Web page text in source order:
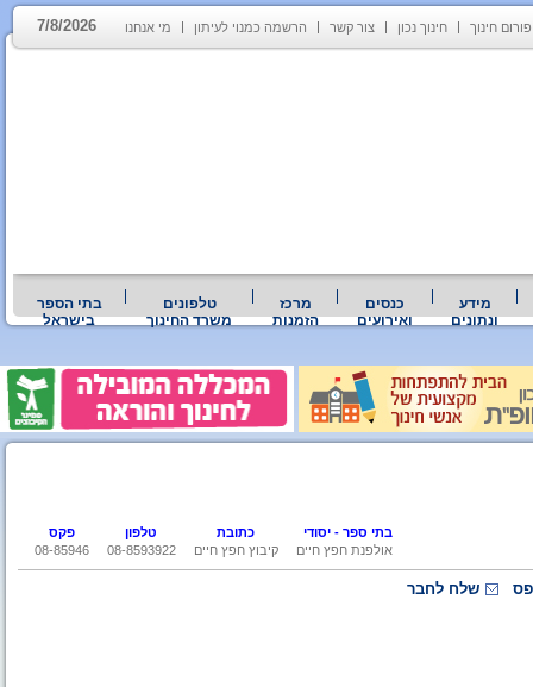
פורום חינוך חינוך נכון צור קשר הרשמה כמנוי לעיתון מי אנחנו 7/8/2026
מידע
ונתונים
כנסים
ואירועים
מרכז
הזמנות
טלפונים
משרד החינוך
בתי הספר
בישראל
בתי ספר - יסודי כתובת טלפון
פקס
אולפנת חפץ חיים
קיבוץ חפץ חיים 08-8593922
08-85946
שלח לחבר